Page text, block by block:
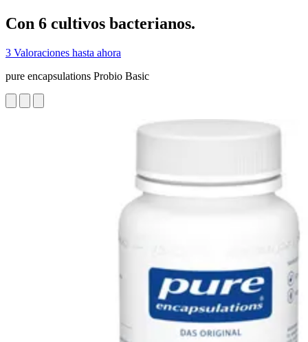
Con 6 cultivos bacterianos.
3 Valoraciones hasta ahora
pure encapsulations Probio Basic